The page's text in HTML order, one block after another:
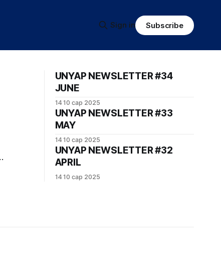
Sign in Subscribe
UNYAP NEWSLETTER #34
JUNE
14 10 сар 2025
UNYAP NEWSLETTER #33
MAY
14 10 сар 2025
UNYAP NEWSLETTER #32
APRIL
14 10 сар 2025